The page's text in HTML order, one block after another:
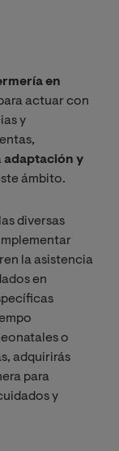
en
actuar con
y
adaptación y
ámbito.
diversas
la asistencia
en
o
adquirirás
para
y